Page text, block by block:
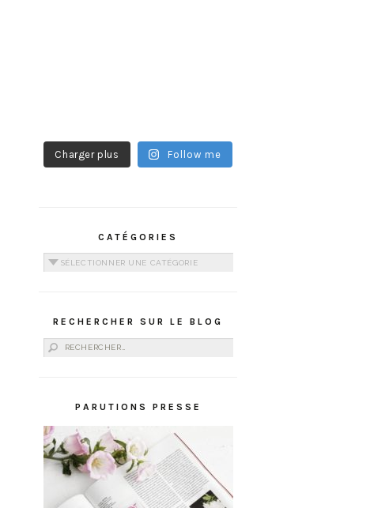
Charger plus Follow me
CATÉGORIES
Catégories
RECHERCHER SUR LE BLOG
Rechercher :
PARUTIONS PRESSE